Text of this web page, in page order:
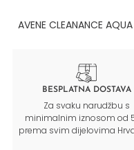
AVENE CLEANANCE
BESPLATNA DOSTAVA
Za svaku narudžbu s
minimalnim iznosom od
prema svim dijelovima